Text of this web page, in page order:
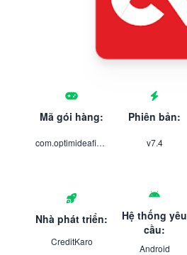
Mã gói hàng:
com.optimideafintech.creditkaro
Phiên bản:
v7.4
Nhà phát triển:
CreditKaro
Hệ thống yêu
cầu:
Android